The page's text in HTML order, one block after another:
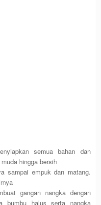
semua bahan dan
hingga bersih
sampai empuk dan matang.
gangan nangka dengan
bumbu halus serta nangka